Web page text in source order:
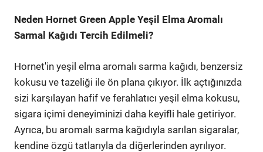
Neden Hornet Green Apple Yeşil Elma Aromalı
Sarmal Kağıdı Tercih Edilmeli?
Hornet'in yeşil elma aromalı sarma kağıdı, benzersiz
kokusu ve tazeliği ile ön plana çıkıyor. İlk açtığınızda
sizi karşılayan hafif ve ferahlatıcı yeşil elma kokusu,
sigara içimi deneyiminizi daha keyifli hale getiriyor.
Ayrıca, bu aromalı sarma kağıdıyla sarılan sigaralar,
kendine özgü tatlarıyla da diğerlerinden ayrılıyor.